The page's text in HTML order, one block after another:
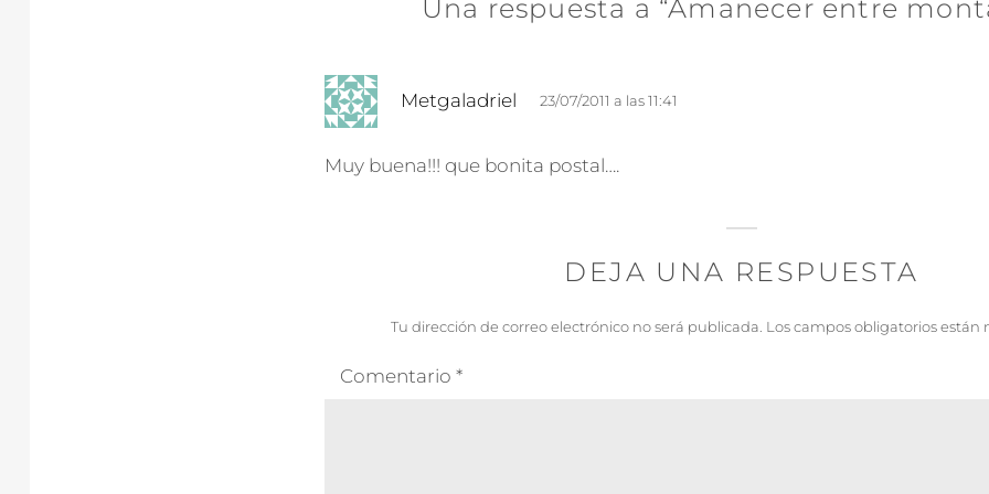
Una respuesta a “Amanecer entre
Metgaladriel
e
23/07/2011 a las 11:41
Muy buena!!! que bonita postal….
DEJA UNA RESPUESTA
Tu dirección de correo electrónico no será publicada. Los campos obligatorios están
Comentario *